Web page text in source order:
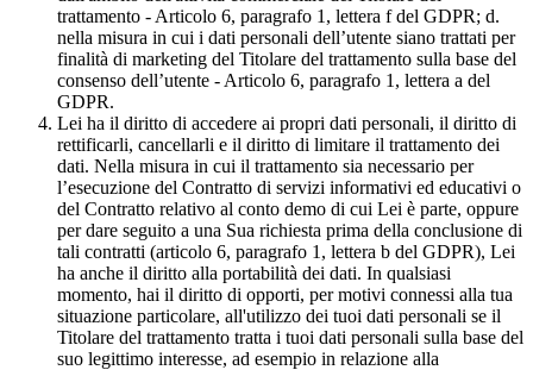
trattamento - Articolo 6, paragrafo 1, lettera f del GDPR; d.
nella misura in cui i dati personali dell’utente siano trattati per
finalità di marketing del Titolare del trattamento sulla base del
consenso dell’utente - Articolo 6, paragrafo 1, lettera a del
GDPR.
Lei ha il diritto di accedere ai propri dati personali, il diritto di
rettificarli, cancellarli e il diritto di limitare il trattamento dei
dati. Nella misura in cui il trattamento sia necessario per
l’esecuzione del Contratto di servizi informativi ed educativi o
del Contratto relativo al conto demo di cui Lei è parte, oppure
per dare seguito a una Sua richiesta prima della conclusione di
tali contratti (articolo 6, paragrafo 1, lettera b del GDPR), Lei
ha anche il diritto alla portabilità dei dati. In qualsiasi
momento, hai il diritto di opporti, per motivi connessi alla tua
situazione particolare, all'utilizzo dei tuoi dati personali se il
Titolare del trattamento tratta i tuoi dati personali sulla base del
suo legittimo interesse, ad esempio in relazione alla